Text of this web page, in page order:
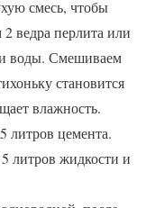
смесь, чтобы
2 ведра перлита или
воды. Смешиваем
становится
влажность.
литров цемента.
литров жидкости и